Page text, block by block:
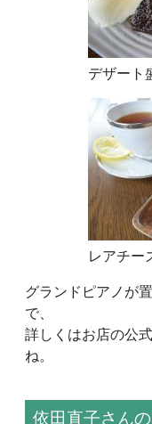
デザート
レアチー
グランドピアノが
で、
詳しくはお店の公
ね。
依田直子さん